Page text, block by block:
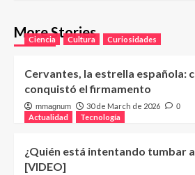
More Stories
Ciencia Cultura Curiosidades
Cervantes, la estrella española:
conquistó el firmamento
mmagnum 30 de March de 2026 0
Actualidad Tecnología
¿Quién está intentando tumbar
[VIDEO]